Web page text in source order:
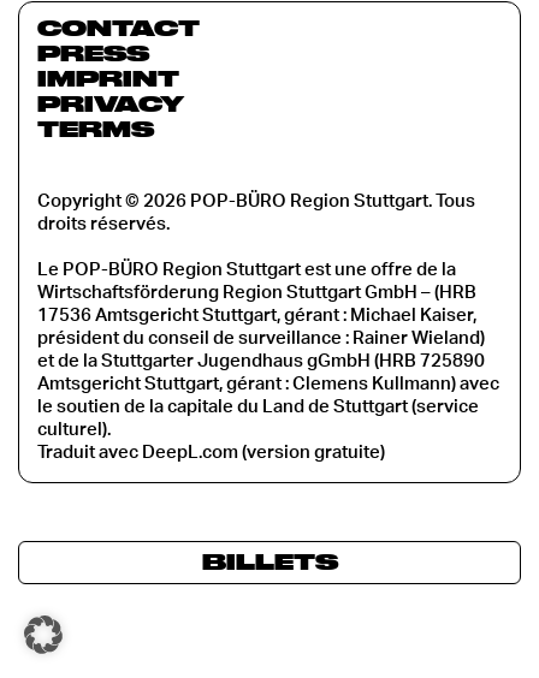
CONTACT
PRESS
IMPRINT
PRIVACY
TERMS
Copyright © 2026 POP-BÜRO Region Stuttgart. Tous
droits réservés.
Le POP-BÜRO Region Stuttgart est une offre de la
Wirtschaftsförderung Region Stuttgart GmbH – (HRB
17536 Amtsgericht Stuttgart, gérant : Michael Kaiser,
président du conseil de surveillance : Rainer Wieland)
et de la Stuttgarter Jugendhaus gGmbH (HRB 725890
Amtsgericht Stuttgart, gérant : Clemens Kullmann) avec
le soutien de la capitale du Land de Stuttgart (service
culturel).
Traduit avec DeepL.com (version gratuite)
BILLETS